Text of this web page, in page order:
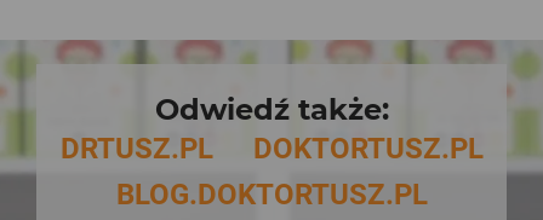
Odwiedź także:
DRTUSZ.PL
DOKTORTUSZ.PL
BLOG.DOKTORTUSZ.PL